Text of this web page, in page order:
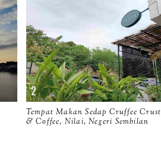
Tempat Makan Sedap Cruffee Crust
& Coffee, Nilai, Negeri Sembilan